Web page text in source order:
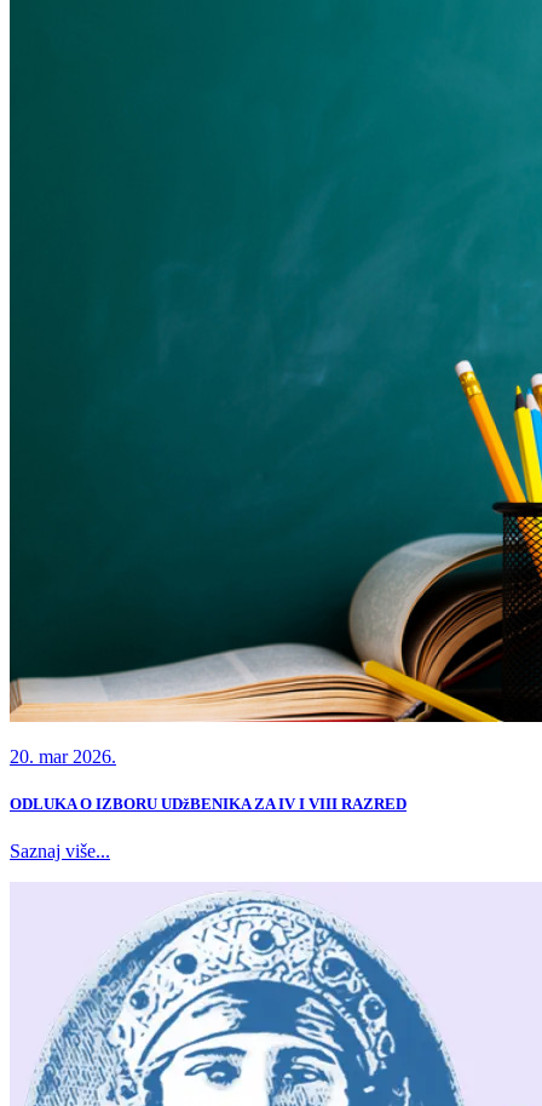
20. mar 2026.
ODLUKA O IZBORU UDžBENIKA ZA IV I VIII RAZRED
Saznaj više...